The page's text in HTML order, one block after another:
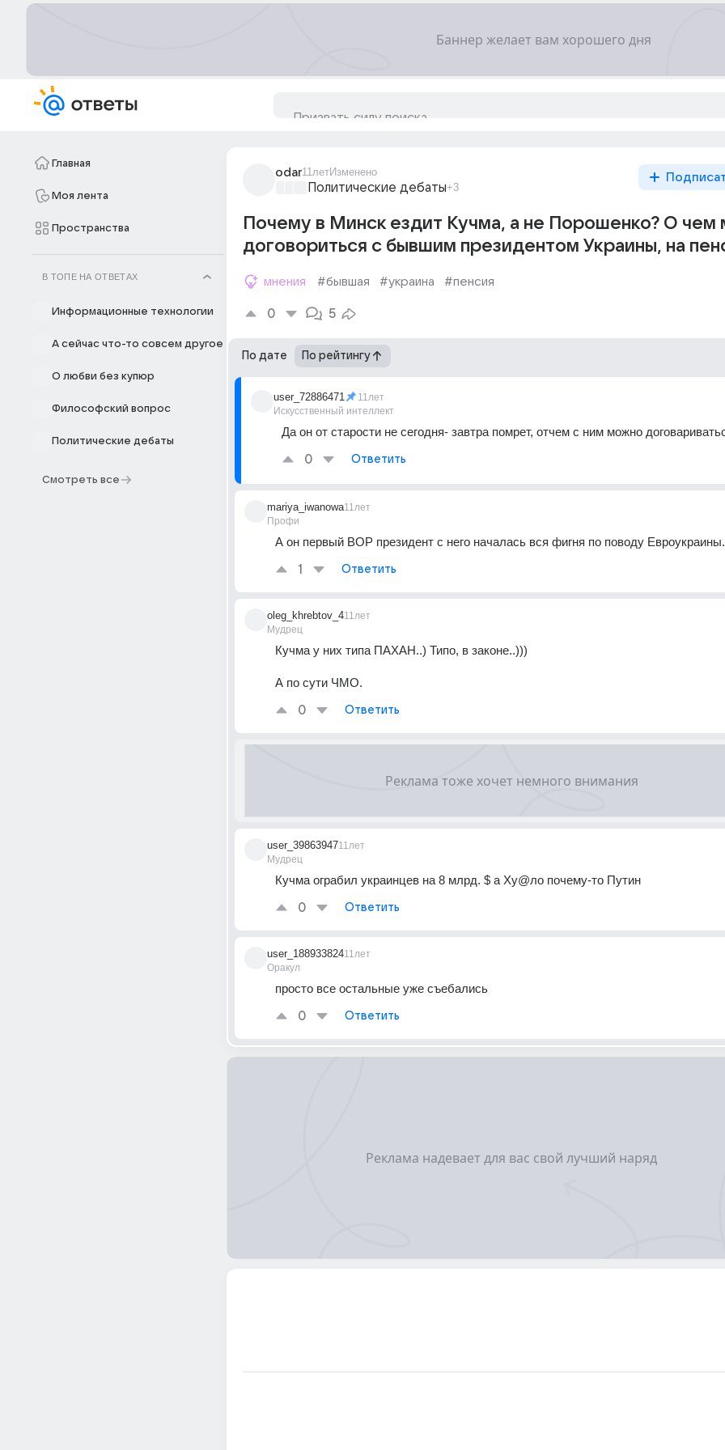
Главная
Моя лента
Пространства
В ТОПЕ НА ОТВЕТАХ
Информационные технологии
А сейчас что-то совсем другое
О любви без купюр
Философский вопрос
Политические дебаты
Смотреть все
odar11летИзменено
Политические дебаты+3
Почему в Минск ездит Кучма, а не Порошенко? О чем
договориться с бывшим президентом Украины, на
мнения #бывшая #украина #пенсия
0 5
По дате По рейтингу
user_72886471
Искусственный интеллект
11лет
Да он от старости не сегодня- завтра помрет, отчем с ним можно
0 Ответить
mariya_iwanowa
Профи
11лет
А он первый ВОР президент с него началась вся фигня по поводу Евроукраины.
1 Ответить
oleg_khrebtov_4
Мудрец
11лет
Кучма у них типа ПАХАН..) Типо, в законе..)))
А по сути ЧМО.
0 Ответить
user_39863947
Мудрец
11лет
Кучма ограбил украинцев на 8 млрд. $ а Ху@ло почему-то Путин
0 Ответить
user_188933824
Оракул
11лет
просто все остальные уже съебались
0 Ответить